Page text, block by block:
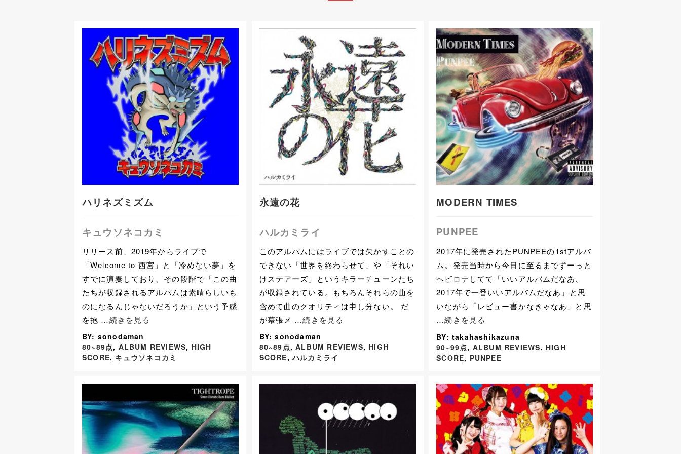
ハリネズミズム
キュウソネコカミ
リリース前、2019年からライブで
「Welcome to 西宮」と「冷めない夢」を
すでに演奏しており、その段階で「この曲
たちが収録されるアルバムは素晴らしいも
のになるんじゃないだろうか」という予感
を抱 …続きを見る
BY: sonodaman
80~89点, ALBUM REVIEWS, HIGH
SCORE, キュウソネコカミ
永遠の花
ハルカミライ
このアルバムにはライブでは欠かすことの
できない「世界を終わらせて」や「それい
けステアーズ」というキラーチューンたち
が収録されている。もちろんそれらの曲を
含めて曲のクオリティは申し分ない。 だ
が幕張メ …続きを見る
BY: sonodaman
80~89点,ALBUM REVIEWS, HIGH
SCORE,ハルカミライ
MODERN TIMES
PUNPEE
2017年に発売されたPUNPEEの1stアルバ
ム。発売当時から今日に至るまでずーっと
ヘビロテしてて「いいアルバムだなあ、
2017年で一番いいアルバムだなあ」と思
いながら「レビュー書かなきゃなあ」と思
…続きを見る
BY: takahashikazuna
90~99点, ALBUM REVIEWS, HIGH
SCORE, PUNPEE